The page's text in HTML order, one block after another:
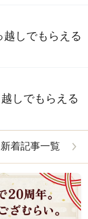
越しでもらえる
しでもらえる
新着記事一覧